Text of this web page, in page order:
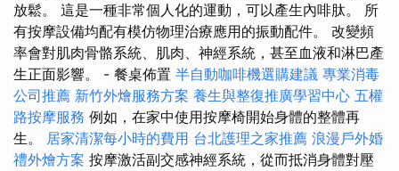
放鬆。 這是一種非常個人化的運動，可以產生內啡肽。 所
有按摩設備均配有模仿物理治療應用的振動配件。 改變頻
率會對肌肉骨骼系統、肌肉、神經系統，甚至血液和淋巴產
生正面影響。 - 餐桌佈置 半自動咖啡機選購建議 專業消毒
公司推薦 新竹外燴服務方案 養生與整復推廣學習中心 五權
路按摩服務 例如，在家中使用按摩椅開始身體的整體再
生。 居家清潔每小時的費用 台北護理之家推薦 浪漫戶外婚
禮外燴方案 按摩激活副交感神經系統，從而抵消身體對壓